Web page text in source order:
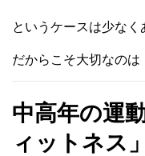
というケースは少なく
だからこそ大切なのは
中高年の運
ィットネス